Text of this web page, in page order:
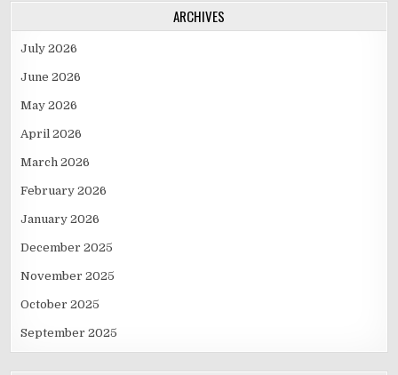
ARCHIVES
July 2026
June 2026
May 2026
April 2026
March 2026
February 2026
January 2026
December 2025
November 2025
October 2025
September 2025